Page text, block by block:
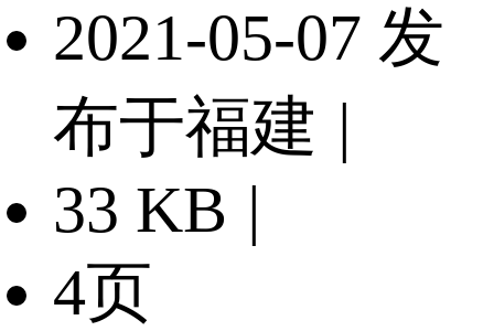
2021-05-07 发
布于福建 |
33 KB |
4页